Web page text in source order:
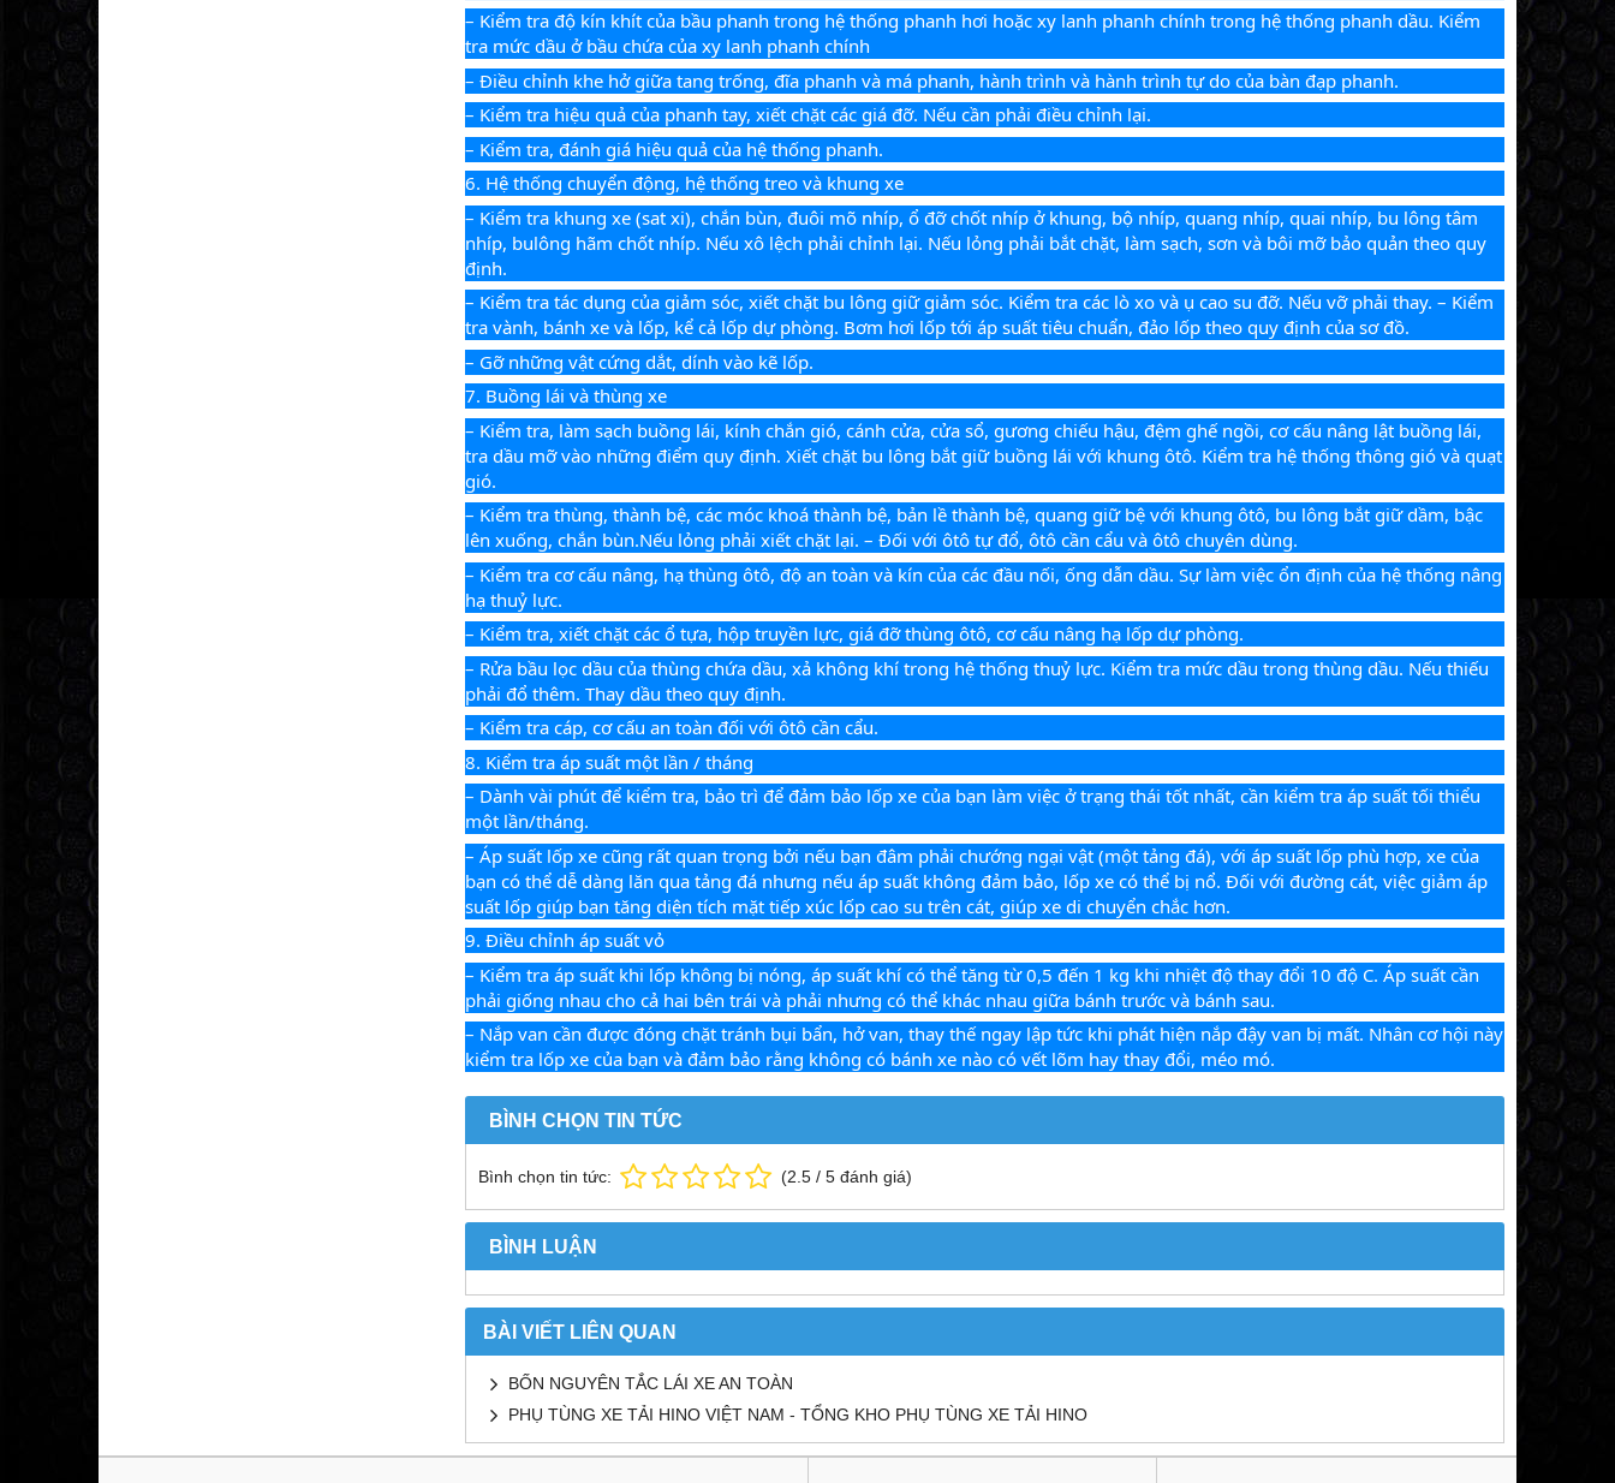
– Kiểm tra độ kín khít của bầu phanh trong hệ thống phanh hơi hoặc xy lanh phanh chính trong hệ thống phanh dầu. Kiểm
tra mức dầu ở bầu chứa của xy lanh phanh chính
– Điều chỉnh khe hở giữa tang trống, đĩa phanh và má phanh, hành trình và hành trình tự do của bàn đạp phanh.
– Kiểm tra hiệu quả của phanh tay, xiết chặt các giá đỡ. Nếu cần phải điều chỉnh lại.
– Kiểm tra, đánh giá hiệu quả của hệ thống phanh.
6. Hệ thống chuyển động, hệ thống treo và khung xe
– Kiểm tra khung xe (sat xi), chắn bùn, đuôi mõ nhíp, ổ đỡ chốt nhíp ở khung, bộ nhíp, quang nhíp, quai nhíp, bu lông tâm
nhíp, bulông hãm chốt nhíp. Nếu xô lệch phải chỉnh lại. Nếu lỏng phải bắt chặt, làm sạch, sơn và bôi mỡ bảo quản theo quy
định.
– Kiểm tra tác dụng của giảm sóc, xiết chặt bu lông giữ giảm sóc. Kiểm tra các lò xo và ụ cao su đỡ. Nếu vỡ phải thay. – Kiểm
tra vành, bánh xe và lốp, kể cả lốp dự phòng. Bơm hơi lốp tới áp suất tiêu chuẩn, đảo lốp theo quy định của sơ đồ.
– Gỡ những vật cứng dắt, dính vào kẽ lốp.
7. Buồng lái và thùng xe
– Kiểm tra, làm sạch buồng lái, kính chắn gió, cánh cửa, cửa sổ, gương chiếu hậu, đệm ghế ngồi, cơ cấu nâng lật buồng lái,
tra dầu mỡ vào những điểm quy định. Xiết chặt bu lông bắt giữ buồng lái với khung ôtô. Kiểm tra hệ thống thông gió và quạt
gió.
– Kiểm tra thùng, thành bệ, các móc khoá thành bệ, bản lề thành bệ, quang giữ bệ với khung ôtô, bu lông bắt giữ dầm, bậc
lên xuống, chắn bùn.Nếu lỏng phải xiết chặt lại. – Đối với ôtô tự đổ, ôtô cần cẩu và ôtô chuyên dùng.
– Kiểm tra cơ cấu nâng, hạ thùng ôtô, độ an toàn và kín của các đầu nối, ống dẫn dầu. Sự làm việc ổn định của hệ thống nâng
hạ thuỷ lực.
– Kiểm tra, xiết chặt các ổ tựa, hộp truyền lực, giá đỡ thùng ôtô, cơ cấu nâng hạ lốp dự phòng.
– Rửa bầu lọc dầu của thùng chứa dầu, xả không khí trong hệ thống thuỷ lực. Kiểm tra mức dầu trong thùng dầu. Nếu thiếu
phải đổ thêm. Thay dầu theo quy định.
– Kiểm tra cáp, cơ cấu an toàn đối với ôtô cần cẩu.
8. Kiểm tra áp suất một lần / tháng
– Dành vài phút để kiểm tra, bảo trì để đảm bảo lốp xe của bạn làm việc ở trạng thái tốt nhất, cần kiểm tra áp suất tối thiểu
một lần/tháng.
– Áp suất lốp xe cũng rất quan trọng bởi nếu bạn đâm phải chướng ngại vật (một tảng đá), với áp suất lốp phù hợp, xe của
bạn có thể dễ dàng lăn qua tảng đá nhưng nếu áp suất không đảm bảo, lốp xe có thể bị nổ. Đối với đường cát, việc giảm áp
suất lốp giúp bạn tăng diện tích mặt tiếp xúc lốp cao su trên cát, giúp xe di chuyển chắc hơn.
9. Điều chỉnh áp suất vỏ
– Kiểm tra áp suất khi lốp không bị nóng, áp suất khí có thể tăng từ 0,5 đến 1 kg khi nhiệt độ thay đổi 10 độ C. Áp suất cần
phải giống nhau cho cả hai bên trái và phải nhưng có thể khác nhau giữa bánh trước và bánh sau.
– Nắp van cần được đóng chặt tránh bụi bẩn, hở van, thay thế ngay lập tức khi phát hiện nắp đậy van bị mất. Nhân cơ hội này
kiểm tra lốp xe của bạn và đảm bảo rằng không có bánh xe nào có vết lõm hay thay đổi, méo mó.
BÌNH CHỌN TIN TỨC
Bình chọn tin tức: (2.5 / 5 đánh giá)
BÌNH LUẬN
BÀI VIẾT LIÊN QUAN
BỐN NGUYÊN TẮC LÁI XE AN TOÀN
PHỤ TÙNG XE TẢI HINO VIỆT NAM - TỔNG KHO PHỤ TÙNG XE TẢI HINO